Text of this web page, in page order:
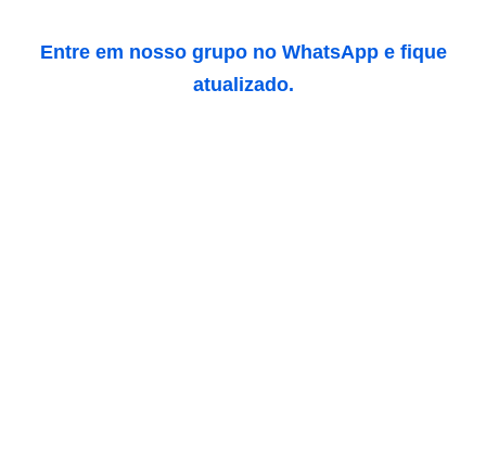
Entre em nosso grupo no WhatsApp e fique
atualizado.